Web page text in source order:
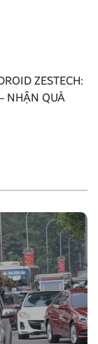
ZESTECH:
NHẬN QUÀ